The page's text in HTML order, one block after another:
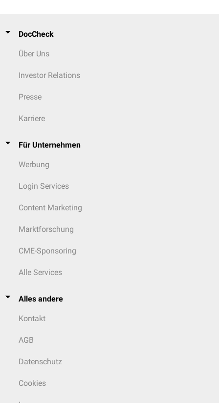
DocCheck
Über Uns
Investor Relations
Presse
Karriere
Für Unternehmen
Werbung
Login Services
Content Marketing
Marktforschung
CME-Sponsoring
Alle Services
Alles andere
Kontakt
AGB
Datenschutz
Cookies